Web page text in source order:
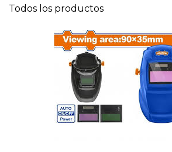
Todos los productos